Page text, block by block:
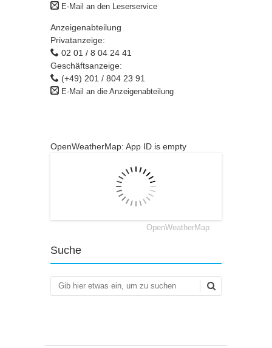
E-Mail an den Leserservice
Anzeigenabteilung
Privatanzeige:
02 01 / 8 04 24 41
Geschäftsanzeige:
(+49) 201 / 804 23 91
E-Mail an die Anzeigenabteilung
OpenWeatherMap: App ID is empty
OpenWeatherMap
Suche
Suchen